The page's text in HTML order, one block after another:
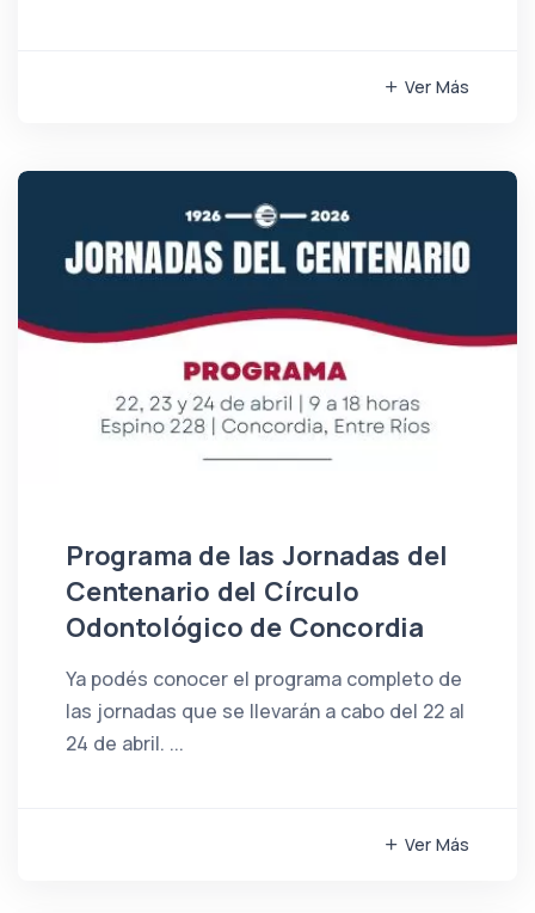
Ver Más
Programa de las Jornadas del
Centenario del Círculo
Odontológico de Concordia
Ya podés conocer el programa completo de
las jornadas que se llevarán a cabo del 22 al
24 de abril. ...
Ver Más